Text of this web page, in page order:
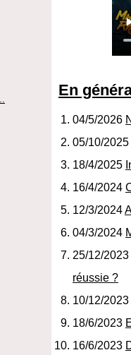
En
04/5/2026
05/10/2025
18/4/2025
16/4/2024
12/3/2024
04/3/2024
25/12/2023
réussie ?
10/12/2023
18/6/2023
16/6/2023